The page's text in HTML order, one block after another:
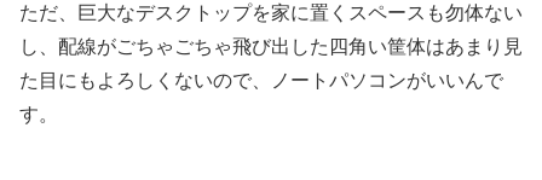
ただ、巨大なデスクトップを家に置くスペースも勿体ない
し、配線がごちゃごちゃ飛び出した四角い筐体はあまり見
た目にもよろしくないので、ノートパソコンがいいんで
す。